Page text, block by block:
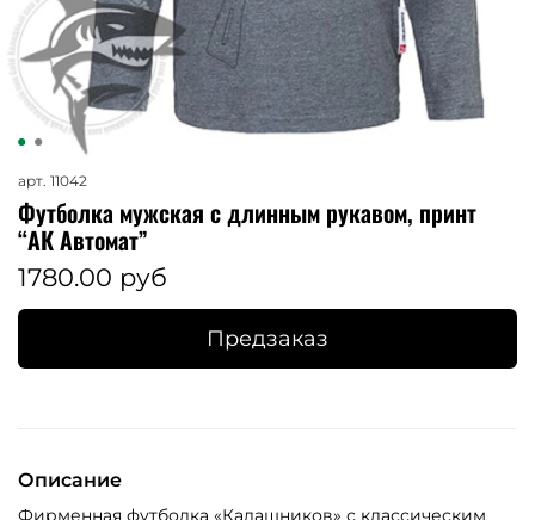
арт. 11042
Футболка мужская с длинным рукавом, принт
“АК Автомат”
1780.00 руб
Предзаказ
Описание
Фирменная футболка «Калашников» с классическим